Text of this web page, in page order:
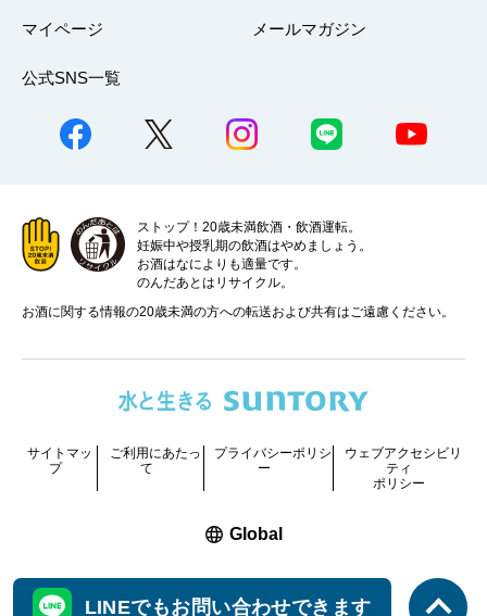
LINEでもお問い合わせできます
マイページ メールマガジン
公式SNS一覧
ストップ！20歳未満飲酒・飲酒運転。
妊娠中や授乳期の飲酒はやめましょう。
お酒はなによりも適量です。
のんだあとはリサイクル。
お酒に関する情報の20歳未満の方への転送および共有はご遠慮ください。
ALL RIGHTS RESERVED.
サイトマッ
プ
ご利用にあたっ
て
プライバシーポリシ
ー
ウェブアクセシビリ
ティ
ポリシー
Global新しいウィンドウで開く